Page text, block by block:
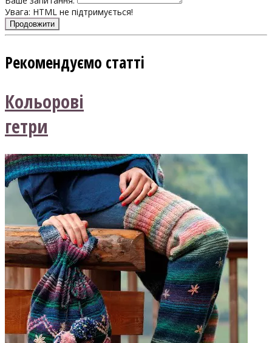
Увага: HTML не підтримується!
Продовжити
Рекомендуємо статті
Кольорові
гетри